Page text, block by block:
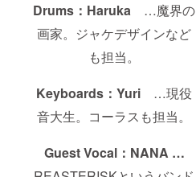
Drums：Haruka …魔界の
画家。ジャケデザインなど
も担当。
Keyboards：Yuri …現役
音大生。コーラスも担当。
Guest Vocal：NANA …